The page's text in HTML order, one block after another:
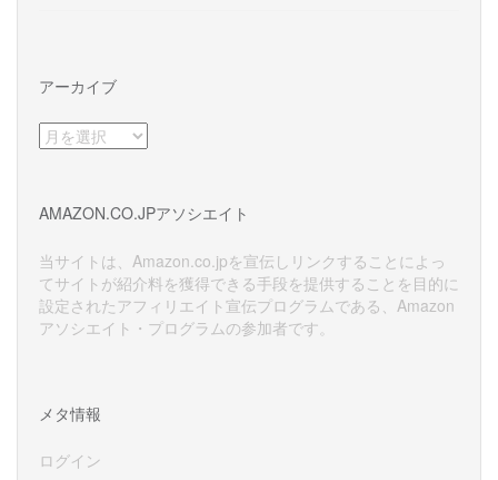
アーカイブ
ア
ー
ブ
AMAZON.CO.JPアソシエイト
当サイトは、Amazon.co.jpを宣伝しリンクすることによっ
てサイトが紹介料を獲得できる手段を提供することを目的に
設定されたアフィリエイト宣伝プログラムである、Amazon
アソシエイト・プログラムの参加者です。
メタ情報
ログイン